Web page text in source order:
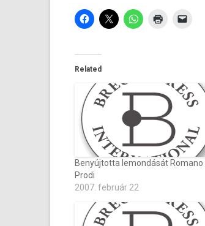
Related
Benyújtotta lemondását Romano
Prodi
2007. február 22